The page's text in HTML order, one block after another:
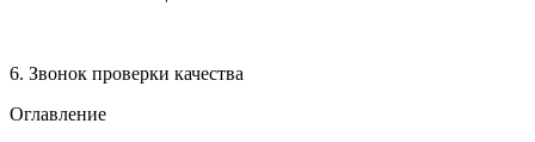
6. Звонок проверки качества
Оглавление